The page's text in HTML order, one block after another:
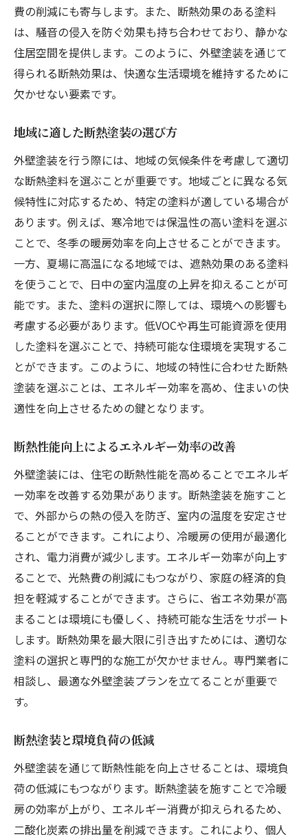
費の削減にも寄与します。また、断熱効果のある塗料
は、騒音の侵入を防ぐ効果も持ち合わせており、静かな
住居空間を提供します。このように、外壁塗装を通じて
得られる断熱効果は、快適な生活環境を維持するために
欠かせない要素です。
地域に適した断熱塗装の選び方
外壁塗装を行う際には、地域の気候条件を考慮して適切
な断熱塗料を選ぶことが重要です。地域ごとに異なる気
候特性に対応するため、特定の塗料が適している場合が
あります。例えば、寒冷地では保温性の高い塗料を選ぶ
ことで、冬季の暖房効率を向上させることができます。
一方、夏場に高温になる地域では、遮熱効果のある塗料
を使うことで、日中の室内温度の上昇を抑えることが可
能です。また、塗料の選択に際しては、環境への影響も
考慮する必要があります。低VOCや再生可能資源を使用
した塗料を選ぶことで、持続可能な住環境を実現するこ
とができます。このように、地域の特性に合わせた断熱
塗装を選ぶことは、エネルギー効率を高め、住まいの快
適性を向上させるための鍵となります。
断熱性能向上によるエネルギー効率の改善
外壁塗装には、住宅の断熱性能を高めることでエネルギ
ー効率を改善する効果があります。断熱塗装を施すこと
で、外部からの熱の侵入を防ぎ、室内の温度を安定させ
ることができます。これにより、冷暖房の使用が最適化
され、電力消費が減少します。エネルギー効率が向上す
ることで、光熱費の削減にもつながり、家庭の経済的負
担を軽減することができます。さらに、省エネ効果が高
まることは環境にも優しく、持続可能な生活をサポート
します。断熱効果を最大限に引き出すためには、適切な
塗料の選択と専門的な施工が欠かせません。専門業者に
相談し、最適な外壁塗装プランを立てることが重要で
す。
断熱塗装と環境負荷の低減
外壁塗装を通じて断熱性能を向上させることは、環境負
荷の低減にもつながります。断熱塗装を施すことで冷暖
房の効率が上がり、エネルギー消費が抑えられるため、
二酸化炭素の排出量を削減できます。これにより、個人